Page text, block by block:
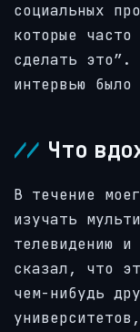
социальных
которые
сделать
интервью
Что
В течение
изучать
телевидению
сказал, что
чем-нибудь